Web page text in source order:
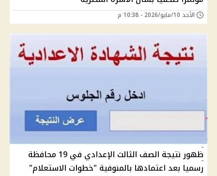
الأحد 10/مايو/2026 - 10:38 م
ظهور نتيجة الصف الثالث الإعدادي في 19 محافظة
رسميا بعد اعتمادها بالمنوفية "خطوات الاستعلام"